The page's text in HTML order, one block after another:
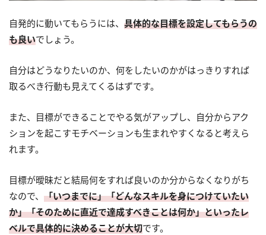
自発的に動いてもらうには、 具体的な目標を設定してもらうの
も良いでしょう。
自分はどうなりたいのか、何をしたいのかがはっきりすれば
取るべき行動も見えてくるはずです。
また、目標ができることでやる気がアップし、自分からアク
ションを起こすモチベーションも生まれやすくなると考えら
れます。
目標が曖昧だと結局何をすれば良いのか分からなくなりがち
なので、 「いつまでに」「どんなスキルを身につけていたい
か」「そのために直近で達成すべきことは何か」といったレ
ベルで具体的に決めることが大切です。